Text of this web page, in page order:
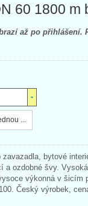
60 1800 m
až po přihlášení.
...
bytové
a ozdobné švy.
výkonná v šicím
Český výrobek,